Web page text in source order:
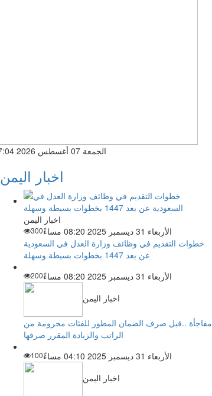
الجمعة 07 أغسطس 2026 07:04 مساءً
اخبار اليمن
اخبار اليمن
الأربعاء 31 ديسمبر 2025 08:20 مساءً
300
خطوات التقديم في وظائف وزارة العدل في السعودية
عن بعد 1447 بخطوات بسيطة وسهلة
الأربعاء 31 ديسمبر 2025 08:20 مساءً
200
اخبار اليمن
مفاجأة ..قبل صرف الضمان المطور للفئات محرومة من
الراتب والزيادة المقرر صرفها
الأربعاء 31 ديسمبر 2025 04:10 مساءً
100
اخبار اليمن